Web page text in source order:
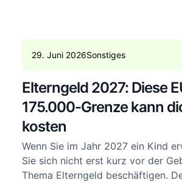
29. Juni 2026Sonstiges
Elterngeld 2027: Diese
175.000-Grenze kann
kosten
Wenn Sie im Jahr 2027 ein Kind
Sie sich nicht erst kurz vor der
Thema Elterngeld beschäftigen.